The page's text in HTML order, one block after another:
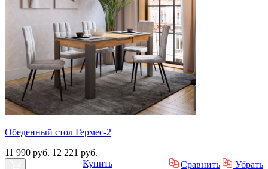
Обеденный стол Гермес-2
11 990 руб. 12 221 руб.
Купить
Сравнить Убрать